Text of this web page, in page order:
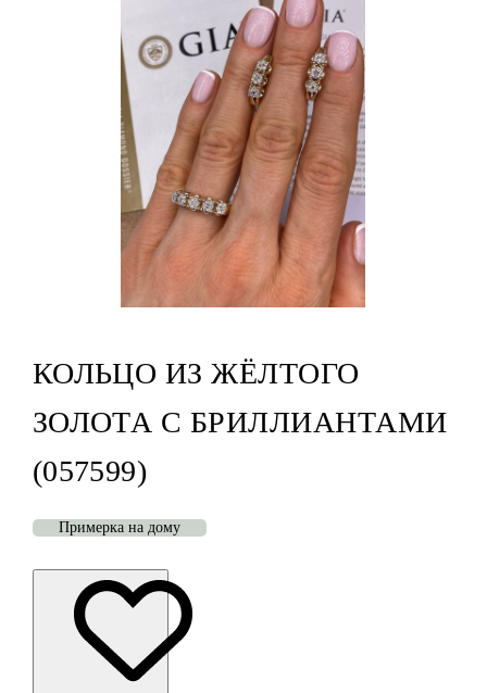
КОЛЬЦО ИЗ ЖЁЛТОГО
ЗОЛОТА С БРИЛЛИАНТАМИ
(057599)
Примерка на дому